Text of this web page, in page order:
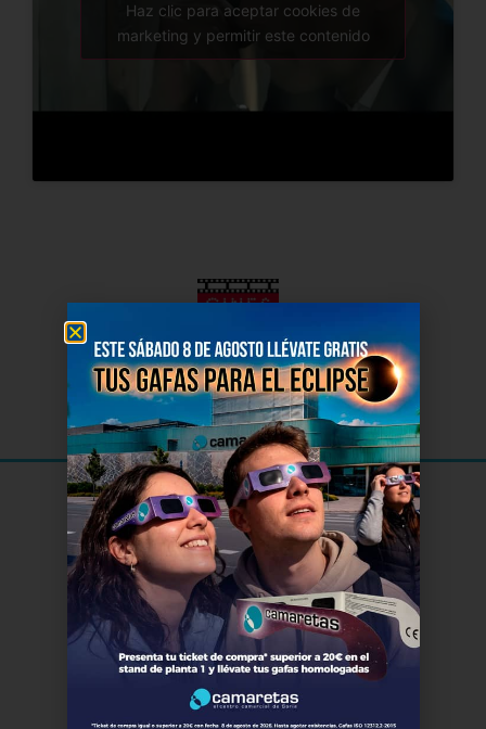
Haz clic para aceptar cookies de
marketing y permitir este contenido
El Cinede Soria